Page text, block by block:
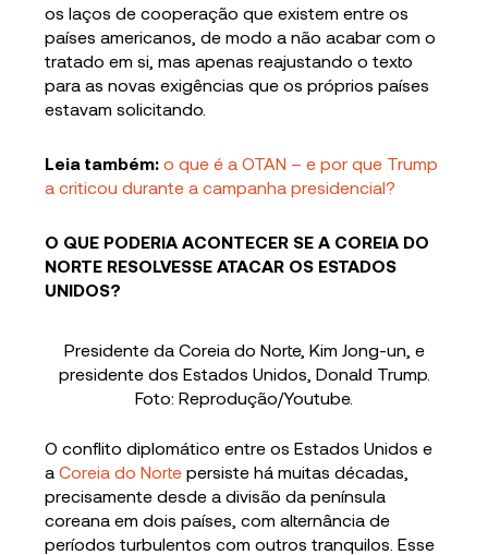
os laços de cooperação que existem entre os
países americanos, de modo a não acabar com o
tratado em si, mas apenas reajustando o texto
para as novas exigências que os próprios países
estavam solicitando.
Leia também:o que é a OTAN – e por que Trump
a criticou durante a campanha presidencial?
O QUE PODERIA ACONTECER SE A COREIA DO
NORTE RESOLVESSE ATACAR OS ESTADOS
UNIDOS?
Presidente da Coreia do Norte, Kim Jong-un, e
presidente dos Estados Unidos, Donald Trump.
Foto: Reprodução/Youtube.
O conflito diplomático entre os Estados Unidos e
aCoreia do Norte persiste há muitas décadas,
precisamente desde a divisão da península
coreana em dois países, com alternância de
períodos turbulentos com outros tranquilos. Esse